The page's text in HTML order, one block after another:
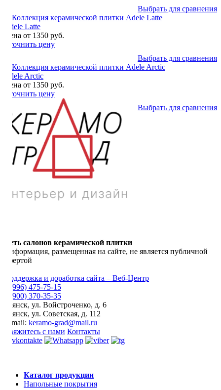
Выбрать для сравнения
Adele Latte
Цена от 1350 руб.
Уточнить цену
Выбрать для сравнения
Adele Arctic
Цена от 1350 руб.
Уточнить цену
Выбрать для сравнения
Сеть салонов керамической плитки
Информация, размещенная на сайте, не является публичной
офертой
Поддержка и доработка сайта – Веб-Центр
8 (996) 475-75-15
8 (900) 370-35-35
Брянск, ул. Войстроченко, д. 6
Брянск, ул. Советская, д. 112
E-mail: keramo-grad@mail.ru
Свяжитесь с нами Контакты
Каталог продукции
Напольные покрытия